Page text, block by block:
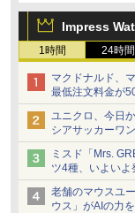
Impress
1時間 24時間
マクドナルド、
最低注文料金が
1,500円から受付
ユニクロ、今日
シアサッカーワ
ショーツは1990
ミスド「Mrs.
ツ4種、いよいよ
老舗のマウスユ
ウス」がAIの力